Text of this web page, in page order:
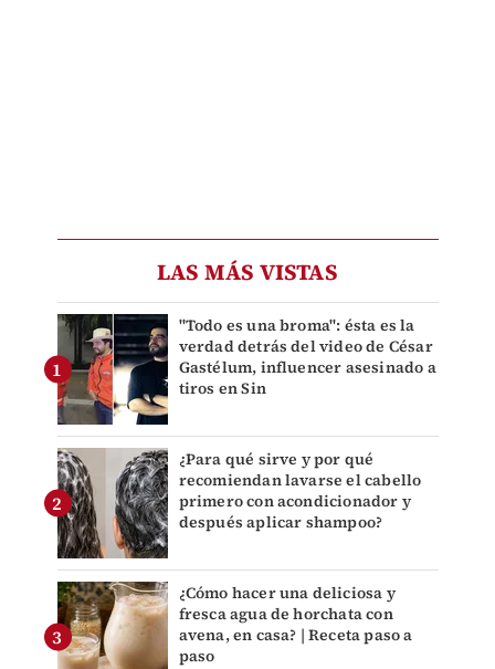
LAS MÁS VISTAS
"Todo es una broma": ésta es la
verdad detrás del video de César
Gastélum, influencer asesinado a
tiros en Sin
¿Para qué sirve y por qué
recomiendan lavarse el cabello
primero con acondicionador y
después aplicar shampoo?
¿Cómo hacer una deliciosa y
fresca agua de horchata con
avena, en casa? | Receta paso a
paso